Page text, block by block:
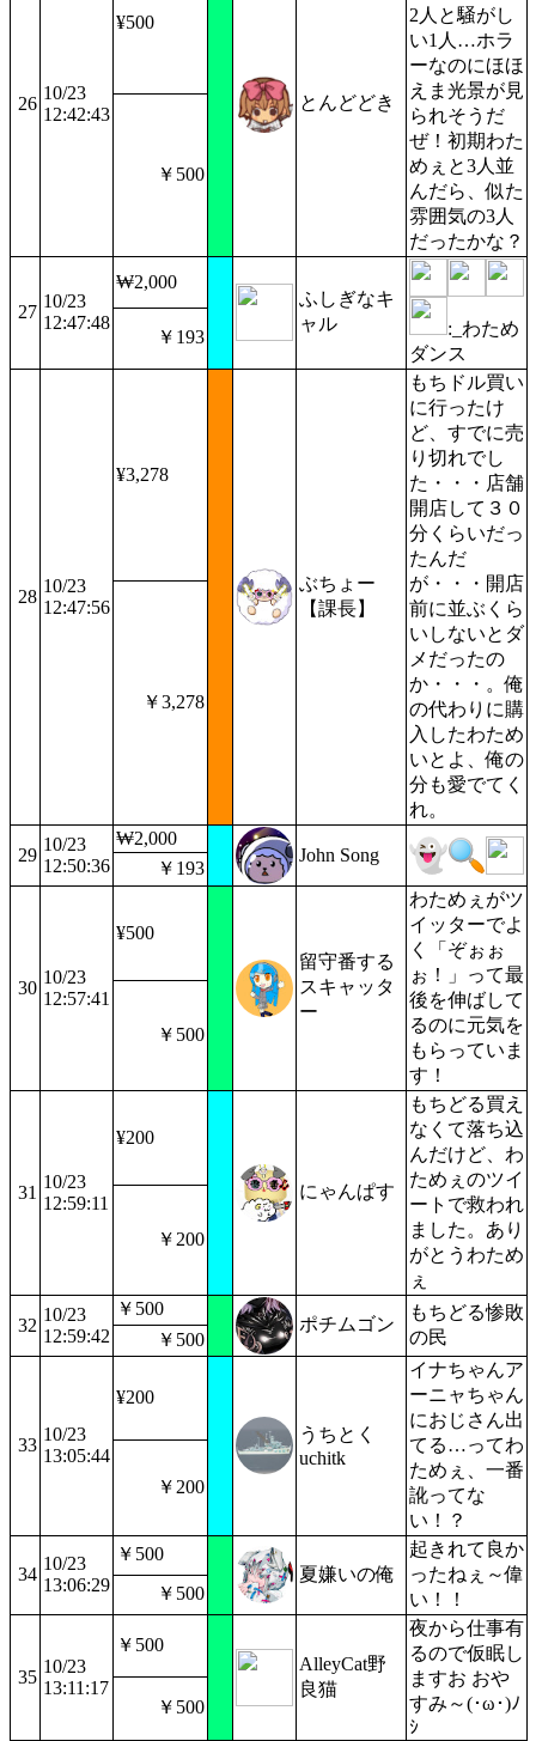
26
10/23
12:42:43
¥500
とんどどき
2人と騒がし
い1人…ホラ
ーなのにほほ
えま光景が見
られそうだ
ぜ！初期わた
めぇと3人並
んだら、似た
雰囲気の3人
だったかな？
￥500
27
10/23
12:47:48
₩2,000
ふしぎなキ
ャル
:_わため
ダンス
￥193
28
10/23
12:47:56
¥3,278
ぶちょー
【課長】
もちドル買い
に行ったけ
ど、すでに売
り切れでし
た・・・店舗
開店して３０
分くらいだっ
たんだ
が・・・開店
前に並ぶくら
いしないとダ
メだったの
か・・・。俺
の代わりに購
入したわため
いとよ、俺の
分も愛でてく
れ。
￥3,278
29
10/23
12:50:36
₩2,000
John Song
￥193
30
10/23
12:57:41
¥500
留守番する
スキャッタ
ー
わためぇがツ
イッターでよ
く「ぞぉぉ
ぉ！」って最
後を伸ばして
るのに元気を
もらっていま
す！
￥500
31
10/23
12:59:11
¥200
にゃんぱす
もちどる買え
なくて落ち込
んだけど、わ
ためぇのツイ
ートで救われ
ました。あり
がとうわため
ぇ
￥200
32
10/23
12:59:42
￥500
ポチムゴン
もちどる惨敗
の民
￥500
33
10/23
13:05:44
¥200
うちとく
uchitk
イナちゃんア
ーニャちゃん
におじさん出
てる…ってわ
ためぇ、一番
訛ってな
い！？
￥200
34
10/23
13:06:29
￥500
夏嫌いの俺
起きれて良か
ったねぇ～偉
い！！
￥500
35
10/23
13:11:17
￥500
AlleyCat野
良猫
夜から仕事有
るので仮眠し
ますお おや
すみ～(･ω･)ﾉ
ｼ
￥500